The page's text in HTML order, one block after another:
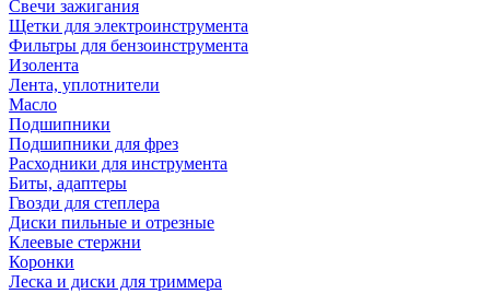
Свечи зажигания
Щетки для электроинструмента
Фильтры для бензоинструмента
Изолента
Лента, уплотнители
Масло
Подшипники
Подшипники для фрез
Расходники для инструмента
Биты, адаптеры
Гвозди для степлера
Диски пильные и отрезные
Клеевые стержни
Коронки
Леска и диски для триммера